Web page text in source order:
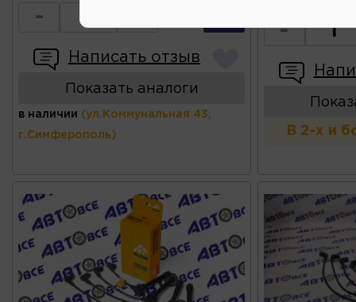
-
Написать отзыв
Показать аналоги
в наличии (ул.Коммунальная 43,
г.Симферополь)
-
В 2-х и